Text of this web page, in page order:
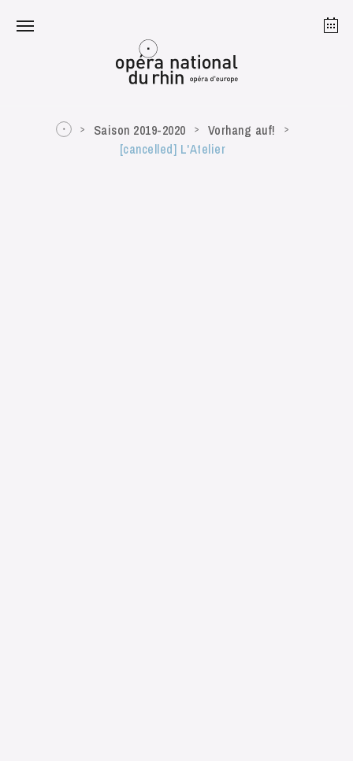
Straßburg
Saison 2019-2020
Vorhang auf!
[cancelled] L'Atelier